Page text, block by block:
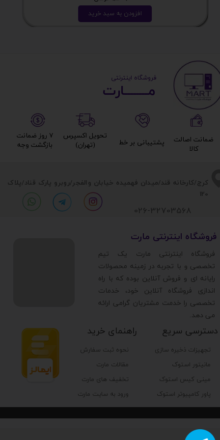
افزودن به سبد خرید
​​کرج/کارخانه قند/میدان فهمیده خیابان والفجر/روبرو پارک قناد/پلاک
120
تجهیزات ذخیره سازی
مانیتور استوک
مینی کیس استوک
پاور کامپیوتر استوک
دسترسی سریع راهنمای خرید
نحوه ثبت سفارش
مقالات مارت
تخفیف های مارت
ورود به سایت مارت
​فروشگاه اینترنتی مارت
​فروشگاه اینترنتی مارت یک تیم
تخصصی و با تجربه در زمینه محصولات
رایانه ای و فروش آنلاین بوده که با راه
اندازی فروشگاه آنلاین خود، خدمات
تخصصی را خدمت مشتریان گرامی ارائه
می دهد.
026-32703568
مــــــــارت​​​​​​
​ ​فروشگاه اینترنتی
۷ روز ضمانت
بازگشت وجه​​​​​​​
تحویل اکسپرس
(تهران)​​​​​​​
پشتیبانی بر خط​​​​​​​
ضمانت اصالت
کالا​​​​​​​